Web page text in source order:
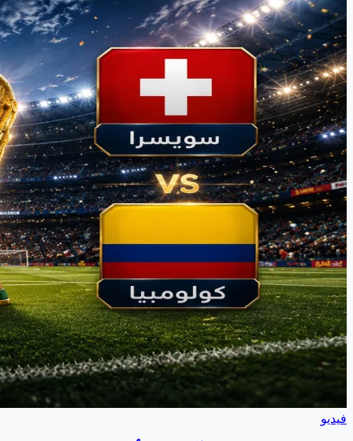
فيديو